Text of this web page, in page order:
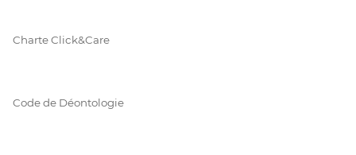
Charte Click&Care
Code de Déontologie